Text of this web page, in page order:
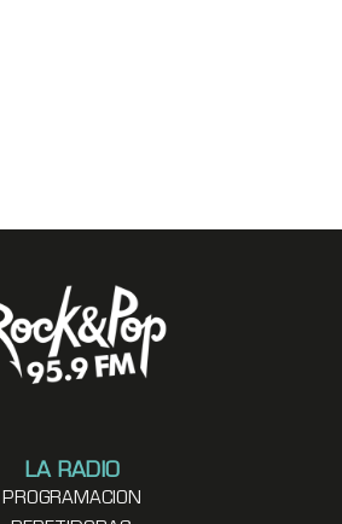
LA RADIO
PROGRAMACION